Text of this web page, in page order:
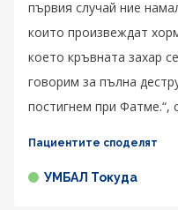
първия случай ние
които произвеждат
което кръвната захар
говорим за пълна
постигнем при Фатме.“,
Пациентите споделят
УМБАЛ Токуда